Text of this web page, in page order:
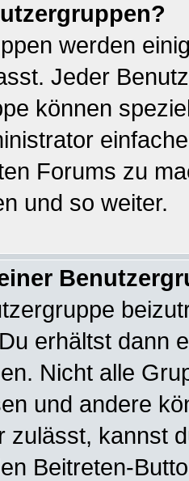
werden
Jeder
können
Forums zu
und so weiter.
erhältst dann
Nicht alle
und andere
zulässt, kannst
Beitreten-